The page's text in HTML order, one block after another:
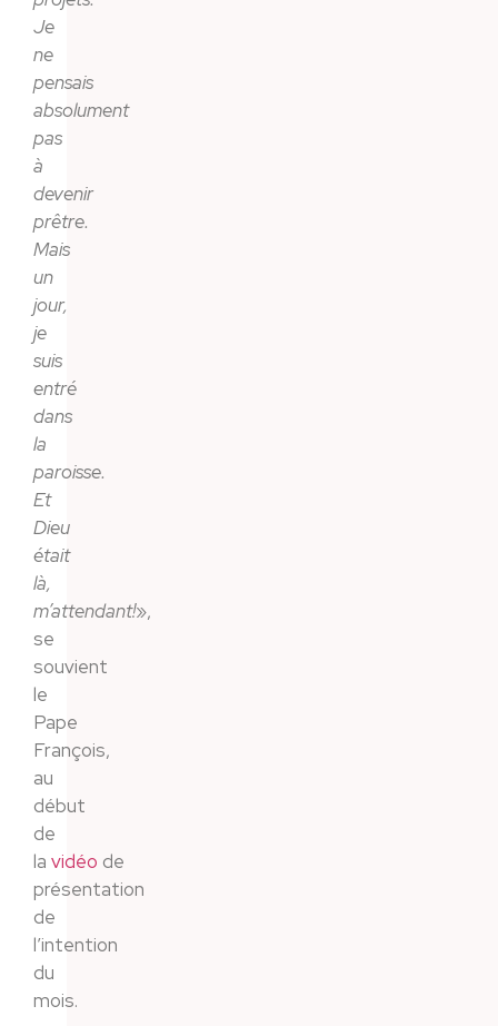
Je
ne
pensais
absolument
pas
à
devenir
prêtre.
Mais
un
jour,
je
suis
entré
dans
la
paroisse.
Et
Dieu
était
là,
m’attendant!»,
se
souvient
le
Pape
François,
au
début
de
la vidéo de
présentation
de
l’intention
du
mois.